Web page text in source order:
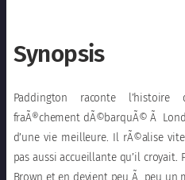
Synopsis
Paddington raconte
fraÃ®chement dÃ©barquÃ© Ã
d’une vie meilleure. Il rÃ©alise
pas aussi accueillante qu’il
Brown et en devient peu Ã peu un